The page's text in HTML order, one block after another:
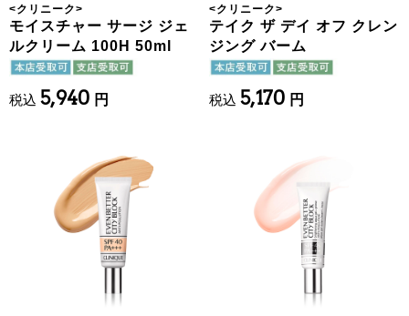
<クリニーク>
モイスチャー サージ ジェ
ルクリーム 100H 50ml
税込 5,940 円
<クリニーク>
テイク ザ デイ オフ クレン
ジング バーム
税込 5,170 円